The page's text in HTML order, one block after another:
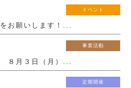
イベント
お願いします！...
事業活動
８月３日（月）...
定期開催